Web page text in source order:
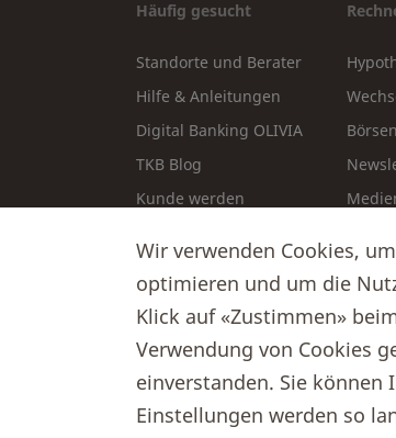
Häufig gesucht
Standorte und Berater
Hilfe & Anleitungen
Digital Banking OLIVIA
TKB Blog
Kunde werden
© 2026 Thurgauer Kantonalbank
Wir verwenden Cookies,
optimieren und um die
Klick auf «Zustimmen»
Verwendung von Cookies
einverstanden. Sie können
Einstellungen werden so